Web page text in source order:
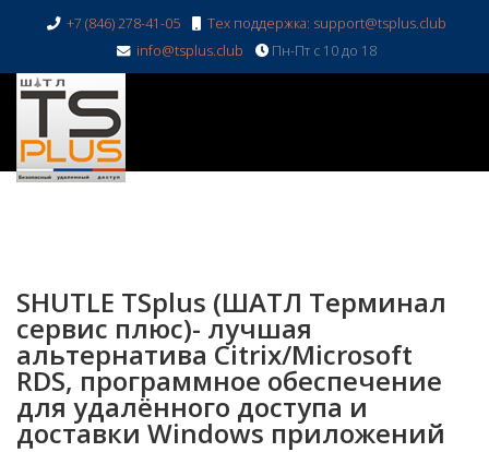
+7 (846) 278-41-05
Тех поддержка: support@tsplus.club
info@tsplus.club
Пн-Пт с 10 до 18
SHUTLE TSplus (ШАТЛ Терминал
сервис плюс)- лучшая
альтернатива Citrix/Microsoft
RDS, программное обеспечение
для удалённого доступа и
доставки Windows приложений